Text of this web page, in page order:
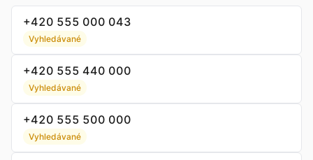
+420 555 000 043
Vyhledávané
+420 555 440 000
Vyhledávané
+420 555 500 000
Vyhledávané